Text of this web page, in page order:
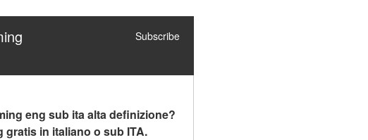
Subscribe
eng sub ita alta definizione?
gratis in italiano o sub ITA.